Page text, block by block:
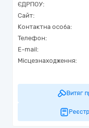
ЄДРПОУ:
Сайт:
Контактна особа:
Телефон:
E-mail:
Місцезнаходження:
Витяг